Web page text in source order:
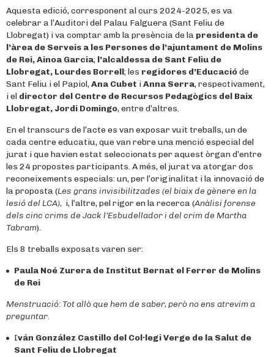
Aquesta edició, corresponent al curs 2024-2025, es va
celebrar a l’Auditori del Palau Falguera (Sant Feliu de
Llobregat) i va comptar amb la presència de la presidenta de
l’àrea de Serveis a les Persones de l’ajuntament de Molins
de Rei, Ainoa Garcia; l’alcaldessa de Sant Feliu de
Llobregat, Lourdes Borrell; les regidores d’Educacióde
Sant Feliu i el Papiol,Ana Cubet iAnna Serra, respectivament,
i el director del Centre de Recursos Pedagògics del Baix
Llobregat, Jordi Domingo, entre d’altres.
En el transcurs de l’acte es van exposar vuit treballs, un de
cada centre educatiu, que van rebre una menció especial del
jurat i que havien estat seleccionats per aquest òrgan d’entre
les 24 propostes participants. A més, el jurat va atorgar dos
reconeixements especials: un, per l’originalitat i la innovació de
la proposta (Les grans invisibilitzades (el biaix de gènere en la
lesió del LCA), i, l’altre, pel rigor en la recerca (Anàlisi forense
dels cinc crims de Jack l’Esbudellador i del crim de Martha
Tabram).
Els 8 treballs exposats varen ser:
Paula Noé Zurera de Institut Bernat el Ferrer de Molins
de Rei
Menstruació: Tot allò que hem de saber, però no ens atrevim a
preguntar.
Iván González Castillo del Col·legi Verge de la Salut de
Sant Feliu de Llobregat